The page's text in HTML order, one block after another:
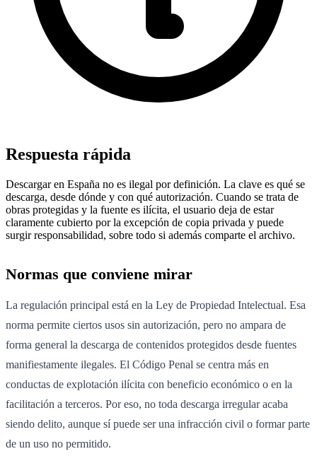
Respuesta rápida
Descargar en España no es ilegal por definición. La clave es qué se
descarga, desde dónde y con qué autorización. Cuando se trata de
obras protegidas y la fuente es ilícita, el usuario deja de estar
claramente cubierto por la excepción de copia privada y puede
surgir responsabilidad, sobre todo si además comparte el archivo.
Normas que conviene mirar
La regulación principal está en la Ley de Propiedad Intelectual. Esa
norma permite ciertos usos sin autorización, pero no ampara de
forma general la descarga de contenidos protegidos desde fuentes
manifiestamente ilegales. El Código Penal se centra más en
conductas de explotación ilícita con beneficio económico o en la
facilitación a terceros. Por eso, no toda descarga irregular acaba
siendo delito, aunque sí puede ser una infracción civil o formar parte
de un uso no permitido.